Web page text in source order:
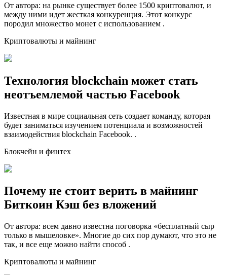
От автора: на рынке существует более 1500 криптовалют, и
между ними идет жесткая конкуренция. Этот конкурс
породил множество монет с использованием .
Криптовалюты и майнинг
Технология blockchain может стать
неотъемлемой частью Facebook
Известная в мире социальная сеть создает команду, которая
будет заниматься изучением потенциала и возможностей
взаимодействия blockchain Facebook. .
Блокчейн и финтех
Почему не стоит верить в майнинг
Биткоин Кэш без вложений
От автора: всем давно известна поговорка «бесплатный сыр
только в мышеловке». Многие до сих пор думают, что это не
так, и все еще можно найти способ .
Криптовалюты и майнинг